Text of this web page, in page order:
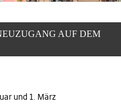
AUF DEM
und 1. März